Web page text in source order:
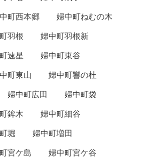
町西本郷
婦中町ねむの木
羽根
婦中町羽根新
速星
婦中町東谷
町東山
婦中町響の杜
婦中町広田
婦中町袋
鉾木
婦中町細谷
堀
婦中町増田
宮ケ島
婦中町宮ケ谷